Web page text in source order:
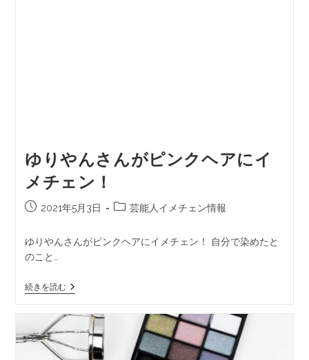
ゆりやんさんがピンクヘアにイ
メチェン！
2021年5月3日 芸能人イメチェン情報
ゆりやんさんがピンクヘアにイメチェン！ 自分で染めたと
のこと…
続きを読む